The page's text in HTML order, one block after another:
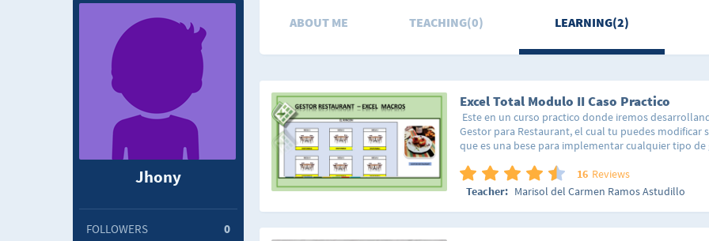
Jhony
FOLLOWERS 0
ABOUT ME TEACHING(0) LEARNING(2)
Excel Total Modulo II Caso Practico
Este en un curso practico donde iremos
Gestor para Restaurant, el cual tu puedes modificar
que es una bese para implementar cualquier tipo
local para lo cual vamos a implementar una macro
forma automática. Vamos a aprender nociones
16 Reviews
Teacher: Marisol del Carmen Ramos Astudillo